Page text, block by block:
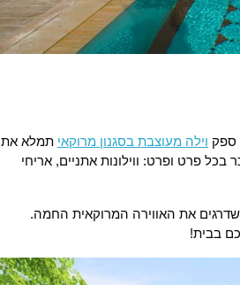
ספק וילה מעוצבת בסגנון מרוקאי תמלא את
פרט ופרט: ווילונות אתניים, אריחי
את האווירה המרוקאית החמה.
בבית!